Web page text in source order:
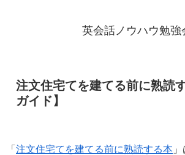
英会話ノウハウ勉強
注文住宅てを建てる前に熟読
ガイド】
「 注文住宅てを建てる前に熟読する本